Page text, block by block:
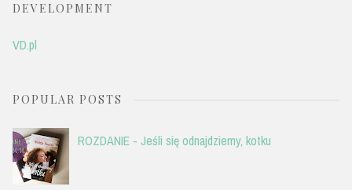
DEVELOPMENT
VD.pl
POPULAR POSTS
ROZDANIE - Jeśli się odnajdziemy, kotku